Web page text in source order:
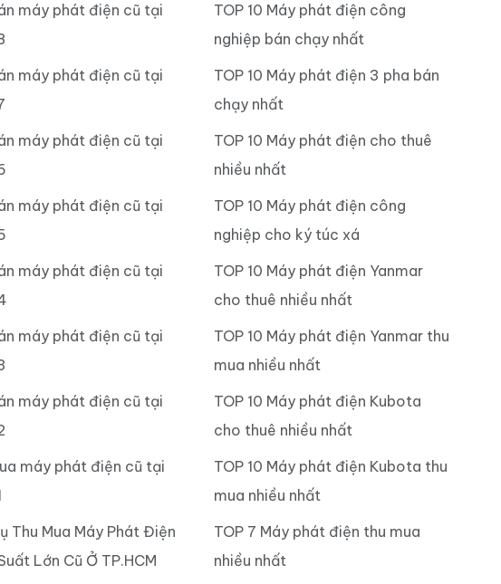
máy phát điện cũ tại
máy phát điện cũ tại
máy phát điện cũ tại
máy phát điện cũ tại
máy phát điện cũ tại
máy phát điện cũ tại
máy phát điện cũ tại
máy phát điện cũ tại
Thu Mua Máy Phát Điện
Lớn Cũ Ở TP.HCM
TOP 10 Máy phát điện công
nghiệp bán chạy nhất
TOP 10 Máy phát điện 3 pha bán
chạy nhất
TOP 10 Máy phát điện cho thuê
nhiều nhất
TOP 10 Máy phát điện công
nghiệp cho ký túc xá
TOP 10 Máy phát điện Yanmar
cho thuê nhiều nhất
TOP 10 Máy phát điện Yanmar thu
mua nhiều nhất
TOP 10 Máy phát điện Kubota
cho thuê nhiều nhất
TOP 10 Máy phát điện Kubota thu
mua nhiều nhất
TOP 7 Máy phát điện thu mua
nhiều nhất